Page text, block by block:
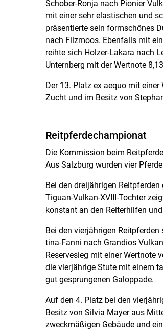
Schober-Ronja nach Pionier
mit einer sehr elastischen und
präsentierte sein formschönes
nach Filzmoos. Ebenfalls mit
reihte sich Holzer-Lakara nach
Unternberg mit der Wertnote
Der 13. Platz ex aequo mit
Zucht und im Besitz von
Reitpferdechampionat
Die Kommission beim
Aus Salzburg wurden vier
Bei den dreijährigen
Tiguan-Vulkan-XVIII-Tochter
konstant an den Reiterhilfen
Bei den vierjährigen Reitpferden
tina-Fanni nach Grandios
Reservesieg mit einer Wertnote
die vierjährige Stute mit einem
gut gesprungenen Galoppade.
Auf den 4. Platz bei den
Besitz von Silvia Mayer aus
zweckmäßigen Gebäude und